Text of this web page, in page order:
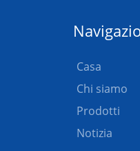
Casa
Chi siamo
Prodotti
Notizia